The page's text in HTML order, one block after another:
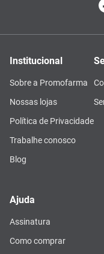
Institucional
Sobre a Promofarma
Nossas lojas
Política de Privacidade
Trabalhe conosco
Blog
Ajuda
Assinatura
Como comprar